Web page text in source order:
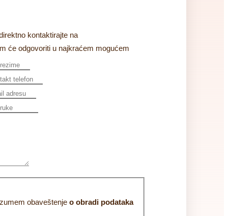
kontaktirajte na
će odgovoriti u najkraćem mogućem
obaveštenje o obradi podataka